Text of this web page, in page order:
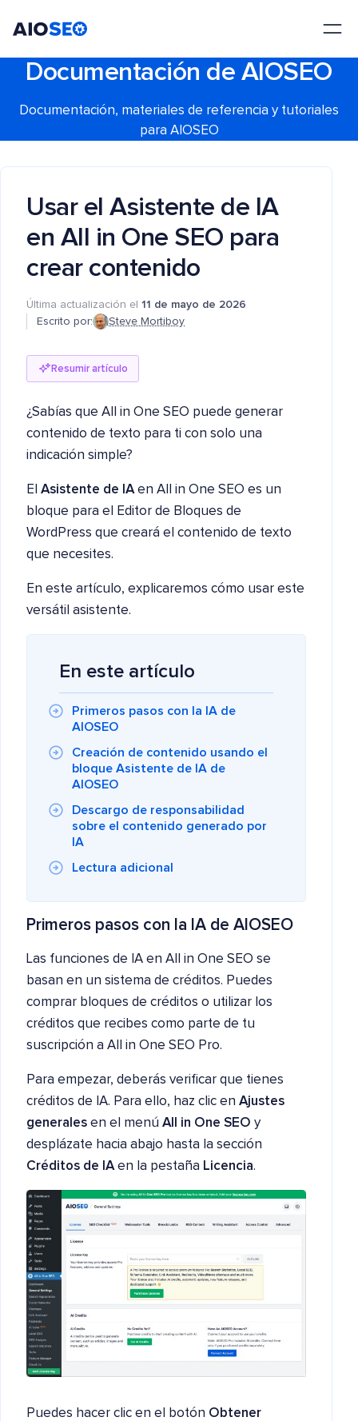
Documentación de AIOSEO
Documentación, materiales de referencia y tutoriales
para AIOSEO
Usar el Asistente de IA
en All in One SEO para
crear contenido
Última actualización el 11 de mayo de 2026
Escrito por:
Steve Mortiboy
Resumir artículo
¿Sabías que All in One SEO puede generar
contenido de texto para ti con solo una
indicación simple?
El Asistente de IAen All in One SEO es un
bloque para el Editor de Bloques de
WordPress que creará el contenido de texto
que necesites.
En este artículo, explicaremos cómo usar este
versátil asistente.
En este artículo
Primeros pasos con la IA de
AIOSEO
Creación de contenido usando el
bloque Asistente de IA de
AIOSEO
Descargo de responsabilidad
sobre el contenido generado por
IA
Lectura adicional
Primeros pasos con la IA de AIOSEO
Las funciones de IA en All in One SEO se
basan en un sistema de créditos. Puedes
comprar bloques de créditos o utilizar los
créditos que recibes como parte de tu
suscripción a All in One SEO Pro.
Para empezar, deberás verificar que tienes
créditos de IA. Para ello, haz clic en Ajustes
generales en el menú All in One SEO y
desplázate hacia abajo hasta la sección
Créditos de IAen la pestaña Licencia.
Puedes hacer clic en el botón Obtener